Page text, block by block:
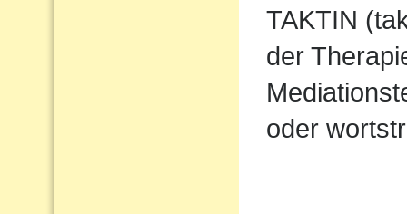
TAKTIN
der
oder